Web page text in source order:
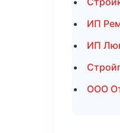
ИП
ИП
ООО